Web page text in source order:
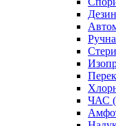
ЧАС